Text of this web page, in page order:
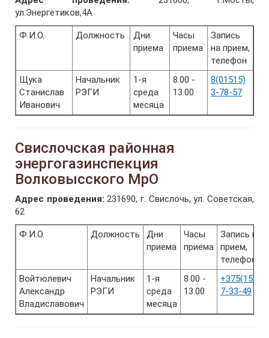
ул.Энергетиков,4А
Ф.И.О. Должность
Дни
приема
Часы
приема
Запись
на прием,
телефон
Щука
Станислав
Иванович
Начальник
РЭГИ
1-я
среда
месяца
8.00 -
13.00
8(01515)
3-78-57
Свислочская районная
энергогазинспекция
Волковысского МрО
Адрес проведения:231690, г. Свислочь, ул. Советская,
62
Ф.И.О. Должность
Дни
приема
Часы
приема
Запись на
прием,
телефон
Войтюлевич
Александр
Владиславович
Начальник
РЭГИ
1-я
среда
месяца
8.00 -
13.00
+375(1513)
7-33-49